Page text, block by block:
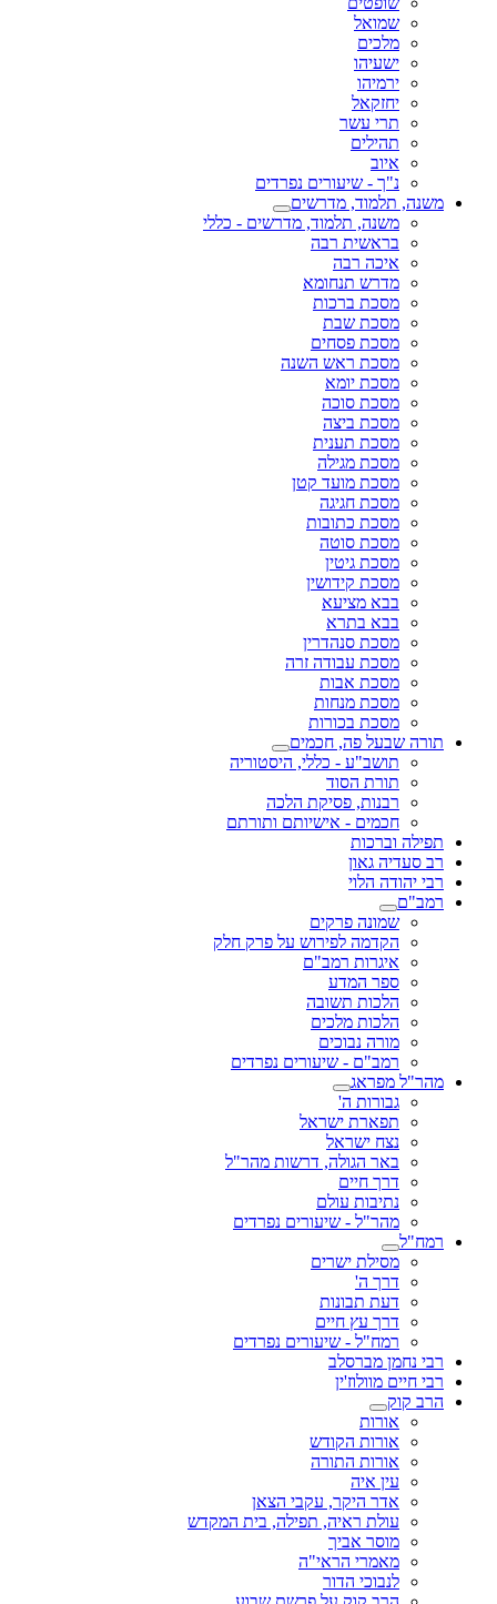
שמואל
מלכים
ישעיהו
ירמיהו
יחזקאל
תרי עשר
תהילים
איוב
נ"ך - שיעורים נפרדים
משנה, תלמוד, מדרשים
משנה, תלמוד, מדרשים - כללי
בראשית רבה
איכה רבה
מדרש תנחומא
מסכת ברכות
מסכת שבת
מסכת פסחים
מסכת ראש השנה
מסכת יומא
מסכת סוכה
מסכת ביצה
מסכת תענית
מסכת מגילה
מסכת מועד קטן
מסכת חגיגה
מסכת כתובות
מסכת סוטה
מסכת גיטין
מסכת קידושין
בבא מציעא
בבא בתרא
מסכת סנהדרין
מסכת עבודה זרה
מסכת אבות
מסכת מנחות
מסכת בכורות
תורה שבעל פה, חכמים
תושב"ע - כללי, היסטוריה
תורת הסוד
רבנות, פסיקת הלכה
חכמים - אישיותם ותורתם
תפילה וברכות
רב סעדיה גאון
רבי יהודה הלוי
רמב"ם
שמונה פרקים
הקדמה לפירוש על פרק חלק
איגרות רמב"ם
ספר המדע
הלכות תשובה
הלכות מלכים
מורה נבוכים
רמב"ם - שיעורים נפרדים
מהר"ל מפראג
גבורות ה'
תפארת ישראל
נצח ישראל
באר הגולה, דרשות מהר"ל
דרך חיים
נתיבות עולם
מהר"ל - שיעורים נפרדים
רמח"ל
מסילת ישרים
דרך ה'
דעת תבונות
דרך עץ חיים
רמח"ל - שיעורים נפרדים
רבי נחמן מברסלב
רבי חיים מוולוז'ין
הרב קוק
אורות
אורות הקודש
אורות התורה
עין איה
אדר היקר, עקבי הצאן
עולת ראיה, תפילה, בית המקדש
מוסר אביך
מאמרי הראי"ה
לנבוכי הדור